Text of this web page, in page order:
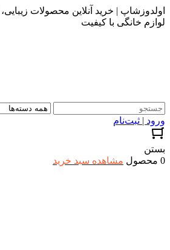
اولدوزشاپ | خرید آنلاین محصولات
لوازم خانگی با کیفیت
ورود | ثبت‌نام
بستن
0 محصول
مشاهده سبد خرید